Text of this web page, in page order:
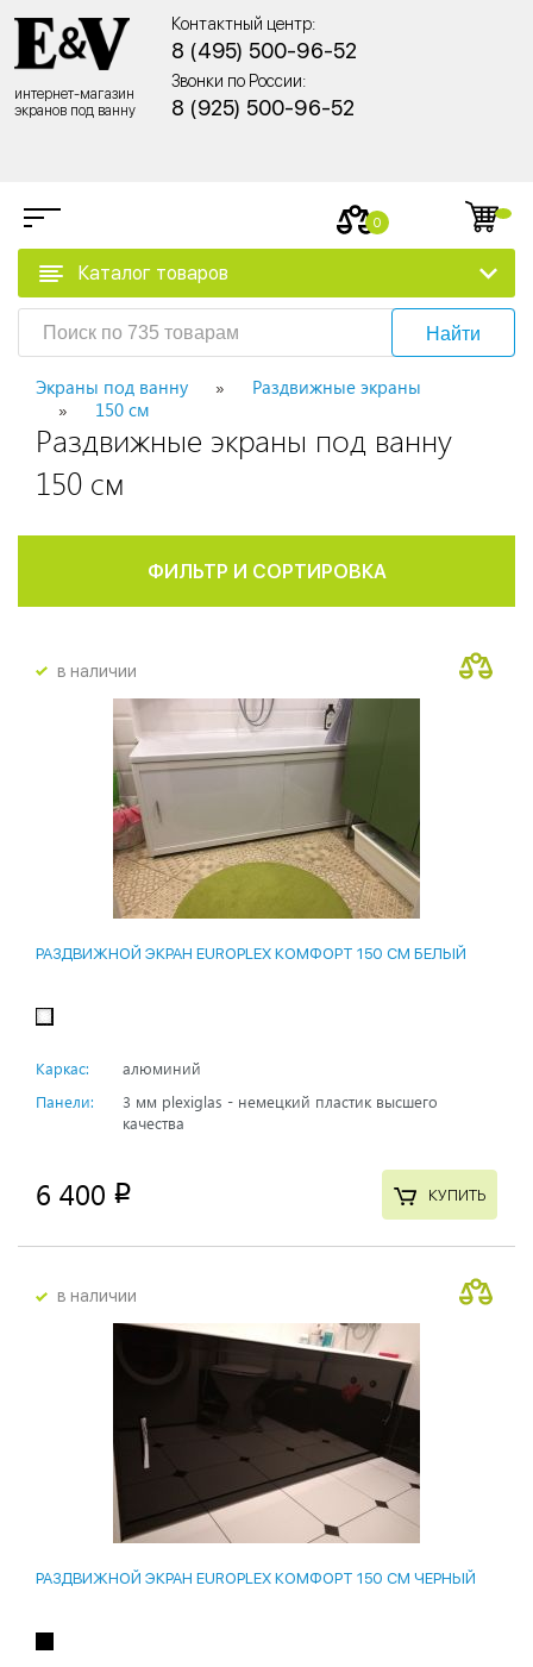
интернет-магазин
экранов под ванну
Контактный центр:
8 (495) 500-96-52
Звонки по России:
8 (925) 500-96-52
0
Каталог товаров
Найти
Экраны под ванну
Раздвижные экраны
150 см
Раздвижные экраны под ванну
150 см
ФИЛЬТР И СОРТИРОВКА
в наличии
РАЗДВИЖНОЙ ЭКРАН EUROPLEX КОМФОРТ 150 СМ БЕЛЫЙ
Каркас:
алюминий
Панели:
3 мм plexiglas - немецкий пластик высшего
качества
6 400 p КУПИТЬ
в наличии
РАЗДВИЖНОЙ ЭКРАН EUROPLEX КОМФОРТ 150 СМ ЧЕРНЫЙ